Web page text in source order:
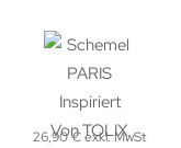
26,90 € exkl. MwSt